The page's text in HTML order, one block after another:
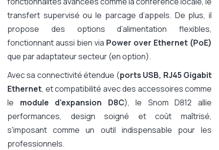
transfert supervisé ou le parcage d’appels. De plus, il
propose des options d’alimentation flexibles,
fonctionnant aussi bien via Power over Ethernet (PoE)
que par adaptateur secteur (en option).
Avec sa connectivité étendue (ports USB, RJ45 Gigabit
Ethernet, et compatibilité avec des accessoires comme
le module d'expansion D8C), le Snom D812 allie
performances, design soigné et coût maîtrisé,
s'imposant comme un outil indispensable pour les
professionnels.